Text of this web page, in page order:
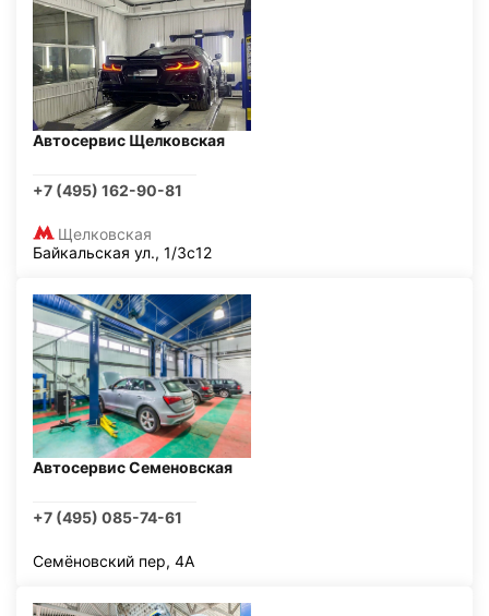
Автосервис Щелковская
+7 (495) 162-90-81
Щелковская
Байкальская ул., 1/3с12
Автосервис Семеновская
+7 (495) 085-74-61
Семёновский пер, 4А